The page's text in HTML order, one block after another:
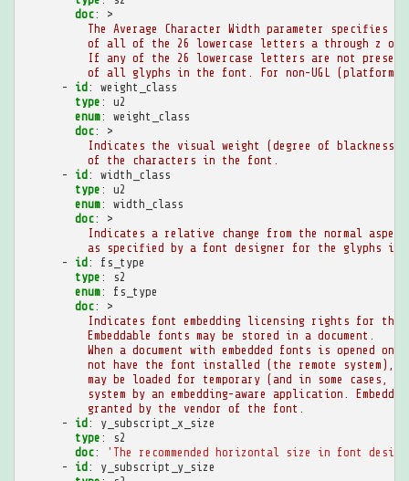
doc:
>
The Average Character Width parameter specifies
of all of the 26 lowercase letters a through z of
If any of the 26 lowercase letters are not
of all glyphs in the font. For non-UGL (platform
-
id :
weight_class
type :
u2
enum:
weight_class
doc:
>
Indicates the visual weight (degree of blackness
of the characters in the font.
-
id :
width_class
type :
u2
enum:
width_class
doc:
>
Indicates a relative change from the normal
as specified by a font designer for the glyphs in
-
id :
fs_type
type :
s2
enum:
fs_type
doc:
>
Indicates font embedding licensing rights for the
Embeddable fonts may be stored in a document.
When a document with embedded fonts is opened on
not have the font installed (the remote system),
may be loaded for temporary (and in some cases,
system by an embedding-aware application.
granted by the vendor of the font.
-
id :
y_subscript_x_size
type :
s2
doc: 'The recommended horizontal size in font design
-
id :
y_subscript_y_size